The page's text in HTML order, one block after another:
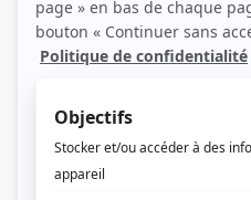
La maisonnée: XL – 11484(Rôle
Du tac au tac(Hélène1977)
Fanfreluche(Lucas)